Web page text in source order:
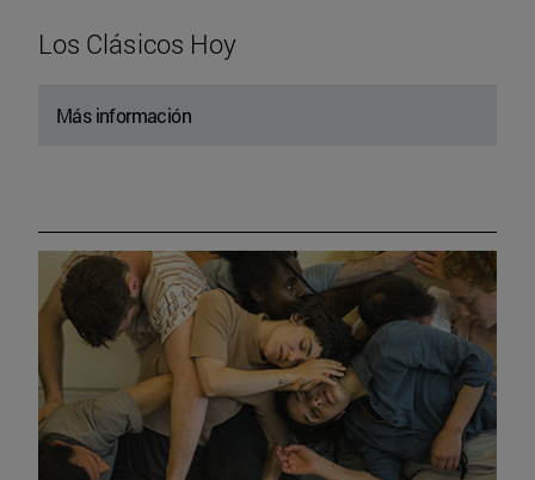
Los Clásicos Hoy
Más información